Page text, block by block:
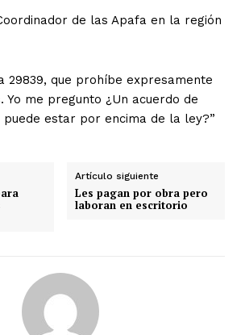
de las Apafa en la región
29839, que prohíbe expresamente
me pregunto ¿Un acuerdo de
estar por encima de la ley?”
Artículo siguiente
Les pagan por obra pero
laboran en escritorio